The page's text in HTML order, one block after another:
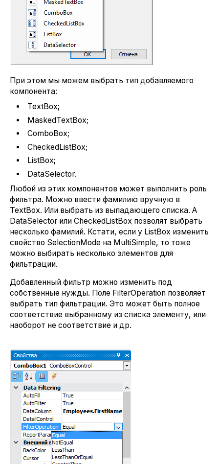
При этом мы можем выбрать тип добавляемого
компонента:
TextBox;
MaskedTextBox;
ComboBox;
CheckedListBox;
ListBox;
DataSelector.
Любой из этих компонентов может выполнить роль
фильтра. Можно ввести фамилию вручную в
TextBox. Или выбрать из выпадающего списка. А
DataSelector или CheckedListBox позволят выбрать
несколько фамилий. Кстати, если у ListBox изменить
свойство SelectionMode на MultiSimple, то тоже
можно выбирать несколько элементов для
фильтрации.
Добавленный фильтр можно изменить под
собственные нужды. Поле FilterOperation позволяет
выбрать тип фильтрации. Это может быть полное
соответствие выбранному из списка элементу, или
наоборот не соответствие и др.